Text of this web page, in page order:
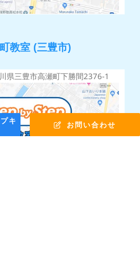
キ
お問い合わせ
教室 (三豊市)
三豊市高瀬町下勝間2376-1